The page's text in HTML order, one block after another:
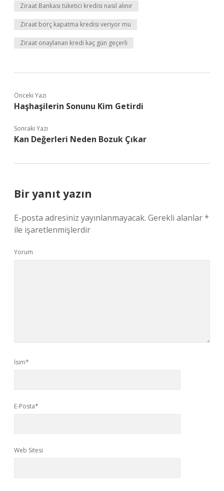
Ziraat Bankası tüketici kredisi nasıl alınır
Ziraat borç kapatma kredisi veriyor mu
Ziraat onaylanan kredi kaç gün geçerli
Önceki Yazı
Haşhaşilerin Sonunu Kim Getirdi
Sonraki Yazı
Kan Değerleri Neden Bozuk Çıkar
Bir yanıt yazın
E-posta adresiniz yayınlanmayacak. Gerekli alanlar*
ile işaretlenmişlerdir
Yorum
İsim*
E-Posta*
Web Sitesi